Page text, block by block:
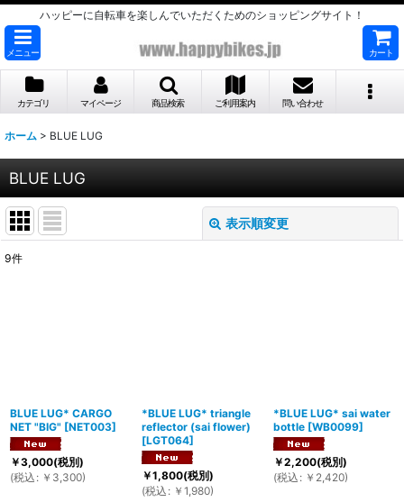
ハッピーに自転車を楽しんでいただくためのショッピングサイト！
メニュー カート
カテゴリ マイページ 商品検索 ご利用案内 問い合わせ
ホーム > BLUE LUG
BLUE LUG
表示順変更
9件
BLUE LUG* CARGO
NET "BIG" [NET003]
￥3,000(税別)
(税込 : ￥ 3,300)
*BLUE LUG* triangle
reflector (sai flower)
[LGT064]
￥1,800(税別)
(税込 : ￥ 1,980)
*BLUE LUG* sai water
bottle [WB0099]
￥2,200(税別)
(税込 : ￥ 2,420)